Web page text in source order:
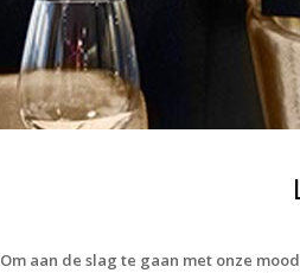
Om aan de slag te gaan met onze